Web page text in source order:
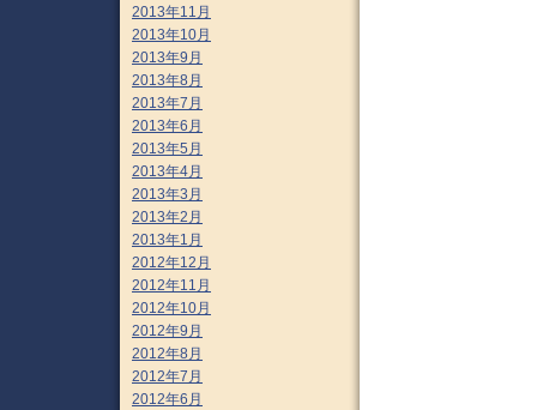
2013年11月
2013年10月
2013年9月
2013年8月
2013年7月
2013年6月
2013年5月
2013年4月
2013年3月
2013年2月
2013年1月
2012年12月
2012年11月
2012年10月
2012年9月
2012年8月
2012年7月
2012年6月